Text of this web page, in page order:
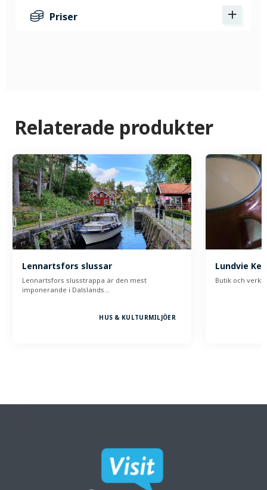
Priser
Relaterade produkter
Lennartsfors slussar
Lennartsfors slusstrappa är den mest
imponerande i Dalslands…
HUS & KULTURMILJÖER
Lundvie
Butik och